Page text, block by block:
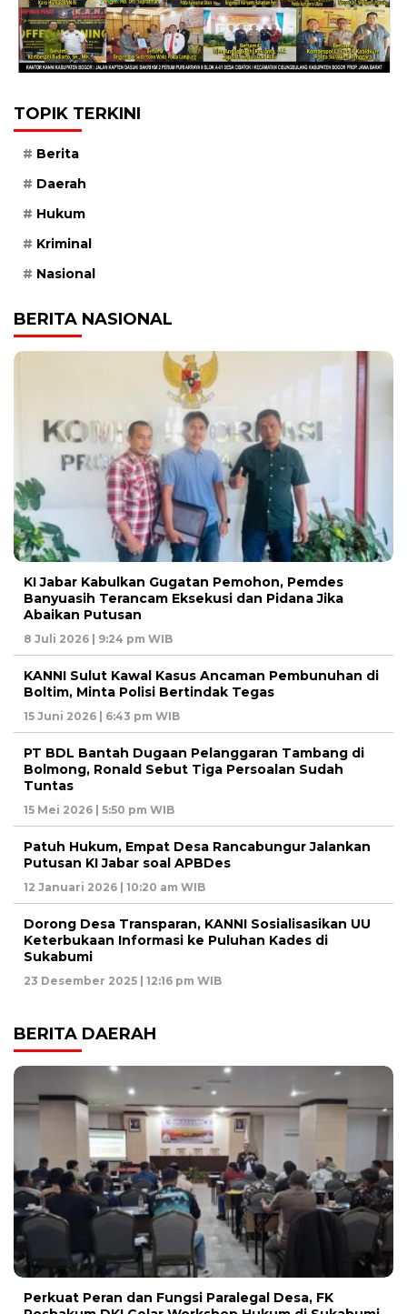
TOPIK TERKINI
Berita
Daerah
Hukum
Kriminal
Nasional
BERITA NASIONAL
KI Jabar Kabulkan Gugatan Pemohon, Pemdes
Banyuasih Terancam Eksekusi dan Pidana Jika
Abaikan Putusan
8 Juli 2026 | 9:24 pm WIB
KANNI Sulut Kawal Kasus Ancaman Pembunuhan di
Boltim, Minta Polisi Bertindak Tegas
15 Juni 2026 | 6:43 pm WIB
PT BDL Bantah Dugaan Pelanggaran Tambang di
Bolmong, Ronald Sebut Tiga Persoalan Sudah
Tuntas
15 Mei 2026 | 5:50 pm WIB
Patuh Hukum, Empat Desa Rancabungur Jalankan
Putusan KI Jabar soal APBDes
12 Januari 2026 | 10:20 am WIB
Dorong Desa Transparan, KANNI Sosialisasikan UU
Keterbukaan Informasi ke Puluhan Kades di
Sukabumi
23 Desember 2025 | 12:16 pm WIB
BERITA DAERAH
Perkuat Peran dan Fungsi Paralegal Desa, FK